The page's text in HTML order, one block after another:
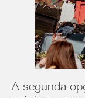
A segunda